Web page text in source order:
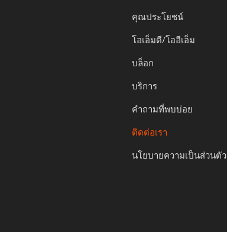
คุณประโยชน์
โอเอ็มดี/โออีเอ็ม
บล็อก
บริการ
คำถามที่พบบ่อย
ติดต่อเรา
นโยบายความเป็นส่วนตัว